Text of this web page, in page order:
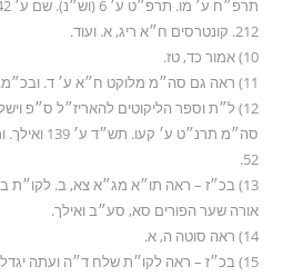
212. קונטרסים ח״א ריג, א. ועוד.
10) אמור כד, טז.
11) ראה גם סה״מ מלוקט ח״א ע׳ ד. ובכ״מ.
12) ל״ת וספר הליקוטים להאריז״ל ס״פ
52.
13) בכ״ז – ראה תו״א מג״א צא, ב. לקו״ת
אורה שער הפורים סא, סע״ב ואילך.
14) ראה סוטה ה, א.
15) בכ״ז – ראה לקו״ת שלח ד״ה ועתה